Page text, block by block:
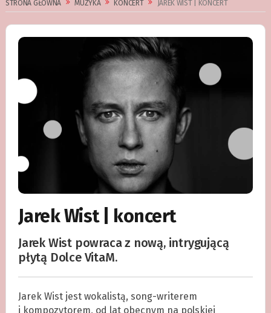
STRONA GŁÓWNA MUZYKA KONCERT JAREK WIST | KONCERT
Jarek Wist | koncert
Jarek Wist powraca z nową, intrygującą
płytą Dolce VitaM.
Jarek Wist jest wokalistą, song-writerem
i kompozytorem, od lat obecnym na polskiej